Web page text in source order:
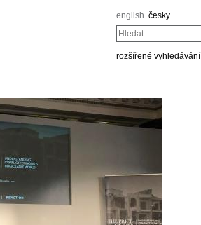
english česky
Hledat
rozšířené vyhledávání